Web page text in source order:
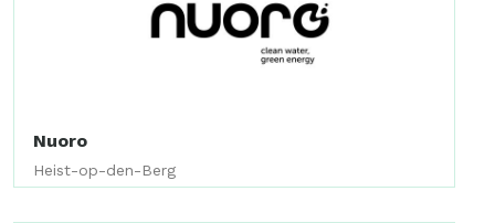
Nuoro
Heist-op-den-Berg